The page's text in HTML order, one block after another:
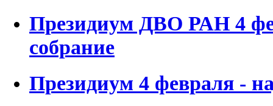
Президиум ДВО РАН 4
собрание
Президиум 4 февраля -